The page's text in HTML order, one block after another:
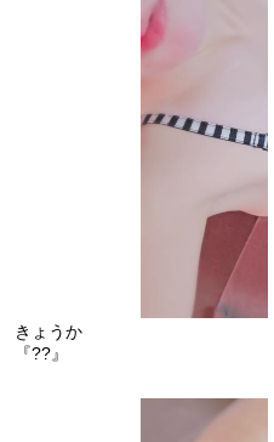
きょうか
『??』